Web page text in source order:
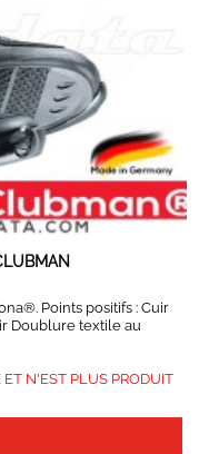
Points positifs : Cuir
Doublure textile au
N'EST PLUS PRODUIT